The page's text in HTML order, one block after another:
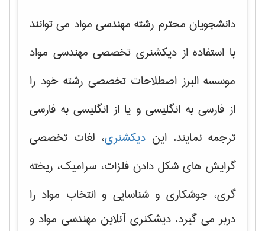
دانشجویان محترم رشته مهندسی مواد می توانند
با استفاده از دیکشنری تخصصی مهندسی مواد
موسسه البرز اصطلاحات تخصصی رشته خود را
از فارسی به انگلیسی و یا از انگلیسی به فارسی
ترجمه نمایند. این دیکشنری، لغات تخصصی
گرایش های شکل دادن فلزات، سرامیک، ریخته
گری، جوشکاری و شناسایی و انتخاب مواد را
دربر می گیرد. دیشکنری آنلاین مهندسی مواد و